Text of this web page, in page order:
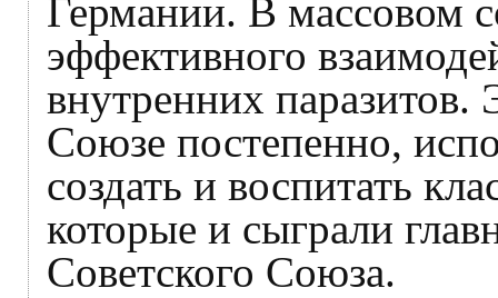
Германии. В массовом
эффективного
внутренних паразитов.
Союзе постепенно,
создать и воспитать
которые и сыграли
Советского Союза.